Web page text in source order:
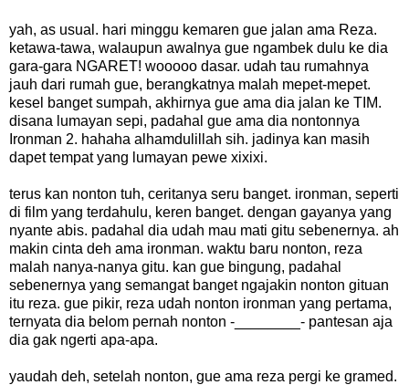
yah, as usual. hari minggu kemaren gue jalan ama Reza.
ketawa-tawa, walaupun awalnya gue ngambek dulu ke dia
gara-gara NGARET! wooooo dasar. udah tau rumahnya
jauh dari rumah gue, berangkatnya malah mepet-mepet.
kesel banget sumpah, akhirnya gue ama dia jalan ke TIM.
disana lumayan sepi, padahal gue ama dia nontonnya
Ironman 2. hahaha alhamdulillah sih. jadinya kan masih
dapet tempat yang lumayan pewe xixixi.
terus kan nonton tuh, ceritanya seru banget. ironman, seperti
di film yang terdahulu, keren banget. dengan gayanya yang
nyante abis. padahal dia udah mau mati gitu sebenernya. ah
makin cinta deh ama ironman. waktu baru nonton, reza
malah nanya-nanya gitu. kan gue bingung, padahal
sebenernya yang semangat banget ngajakin nonton gituan
itu reza. gue pikir, reza udah nonton ironman yang pertama,
ternyata dia belom pernah nonton -________- pantesan aja
dia gak ngerti apa-apa.
yaudah deh, setelah nonton, gue ama reza pergi ke gramed.